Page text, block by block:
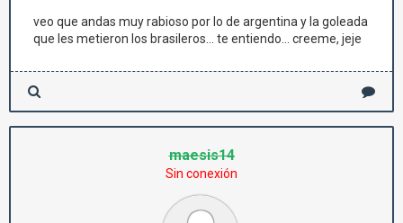
veo que andas muy rabioso por lo de argentina y la goleada
que les metieron los brasileros... te entiendo... creeme, jeje
maesis14
Sin conexión